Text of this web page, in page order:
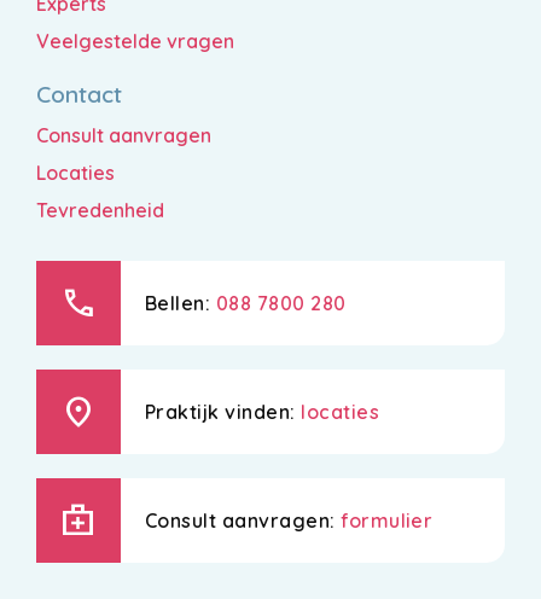
Veelgestelde vragen
Contact
Consult aanvragen
Locaties
Tevredenheid
call Bellen: 088 7800 280
location_on Praktijk vinden: locaties
medical_services Consult aanvragen:formulier